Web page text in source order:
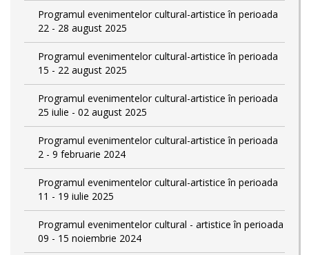
Programul evenimentelor cultural-artistice în perioada
22 - 28 august 2025
Programul evenimentelor cultural-artistice în perioada
15 - 22 august 2025
Programul evenimentelor cultural-artistice în perioada
25 iulie - 02 august 2025
Programul evenimentelor cultural-artistice în perioada
2 - 9 februarie 2024
Programul evenimentelor cultural-artistice în perioada
11 - 19 iulie 2025
Programul evenimentelor cultural - artistice în perioada
09 - 15 noiembrie 2024